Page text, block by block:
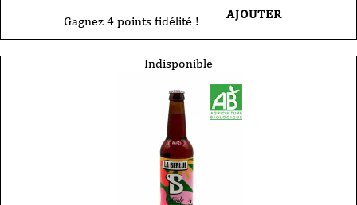
Gagnez 4 points fidélité ! AJOUTER
Indisponible